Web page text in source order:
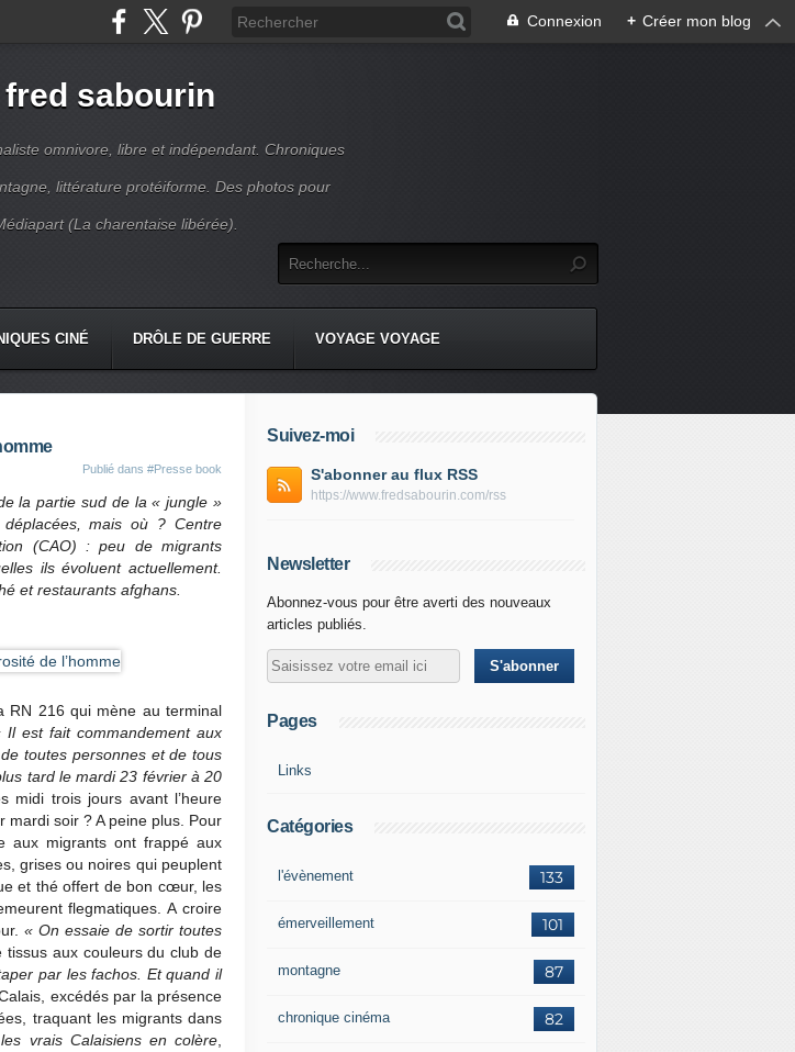
Connexion + Créer mon blog
sabourin
omnivore, libre et indépendant. Chroniques
littérature protéiforme. Des photos pour
(La charentaise libérée).
CINÉ DRÔLE DE GUERRE VOYAGE VOYAGE
Publié dans #Presse book
la partie sud de la « jungle »
mais où ? Centre
(CAO) : peu de migrants
ils évoluent actuellement.
et restaurants afghans.
RN 216 qui mène au terminal
Il est fait commandement aux
toutes personnes et de tous
tard le mardi 23 février à 20
midi trois jours avant l’heure
mardi soir ? A peine plus. Pour
aux migrants ont frappé aux
grises ou noires qui peuplent
et thé offert de bon cœur, les
flegmatiques. A croire
« On essaie de sortir toutes
tissus aux couleurs du club de
par les fachos. Et quand il
excédés par la présence
traquant les migrants dans
les vrais Calaisiens en colère
Suivez-moi
S'abonner au flux RSS
https://www.fredsabourin.com/rss
Newsletter
Abonnez-vous pour être averti des nouveaux
articles publiés.
Pages
Links
Catégories
133
l'évènement
101
émerveillement
87
montagne
82
chronique cinéma